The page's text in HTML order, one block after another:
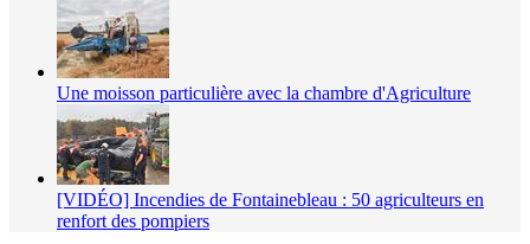
Une moisson particulière avec la chambre d'Agriculture
[VIDÉO] Incendies de Fontainebleau : 50 agriculteurs en
renfort des pompiers